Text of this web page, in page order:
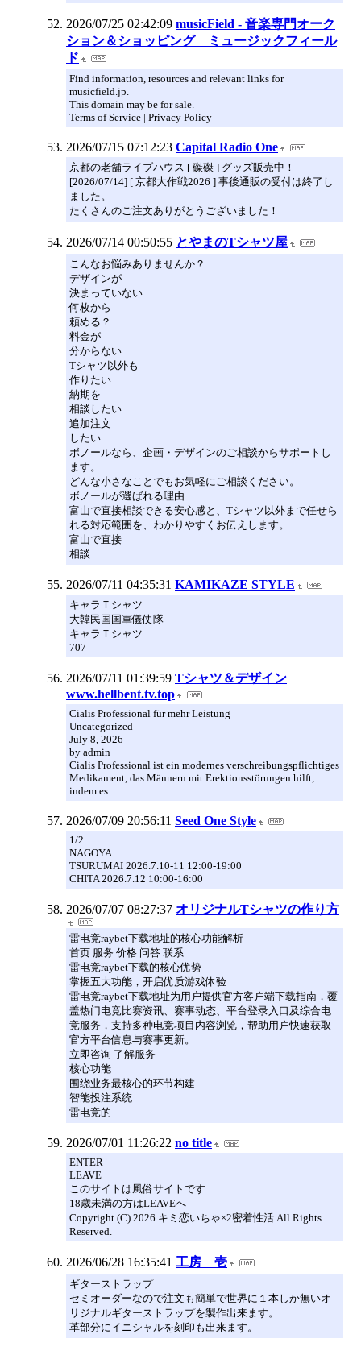
2026/07/25 02:42:09 musicField - 音楽専門オーク
ション＆ショッピング ミュージックフィール
ド
Find information, resources and relevant links for
musicfield.jp.
This domain may be for sale.
Terms of Service | Privacy Policy
2026/07/15 07:12:23 Capital Radio One
京都の老舗ライブハウス [ 磔磔 ] グッズ販売中！
[2026/07/14] [ 京都大作戦2026 ] 事後通販の受付は終了し
ました。
たくさんのご注文ありがとうございました！
2026/07/14 00:50:55 とやまのTシャツ屋
こんなお悩みありませんか？
デザインが
決まっていない
何枚から
頼める？
料金が
分からない
Tシャツ以外も
作りたい
納期を
相談したい
追加注文
したい
ボノールなら、企画・デザインのご相談からサポートし
ます。
どんな小さなことでもお気軽にご相談ください。
ボノールが選ばれる理由
富山で直接相談できる安心感と、Tシャツ以外まで任せら
れる対応範囲を、わかりやすくお伝えします。
富山で直接
相談
2026/07/11 04:35:31 KAMIKAZE STYLE
キャラＴシャツ
大韓民国国軍儀仗隊
キャラＴシャツ
707
2026/07/11 01:39:59 Tシャツ＆デザイン
www.hellbent.tv.top
Cialis Professional für mehr Leistung
Uncategorized
July 8, 2026
by admin
Cialis Professional ist ein modernes verschreibungspflichtiges
Medikament, das Männern mit Erektionsstörungen hilft,
indem es
2026/07/09 20:56:11 Seed One Style
1/2
NAGOYA
TSURUMAI 2026.7.10-11 12:00-19:00
CHITA 2026.7.12 10:00-16:00
2026/07/07 08:27:37 オリジナルTシャツの作り方
雷电竞raybet下载地址的核心功能解析
首页 服务 价格 问答 联系
雷电竞raybet下载的核心优势
掌握五大功能，开启优质游戏体验
雷电竞raybet下载地址为用户提供官方客户端下载指南，覆
盖热门电竞比赛资讯、赛事动态、平台登录入口及综合电
竞服务，支持多种电竞项目内容浏览，帮助用户快速获取
官方平台信息与赛事更新。
立即咨询 了解服务
核心功能
围绕业务最核心的环节构建
智能投注系统
雷电竞的
2026/07/01 11:26:22 no title
ENTER
LEAVE
このサイトは風俗サイトです
18歳未満の方はLEAVEへ
Copyright (C) 2026 キミ恋いちゃ×2密着性活 All Rights
Reserved.
2026/06/28 16:35:41 工房 壱
ギターストラップ
セミオーダーなので注文も簡単で世界に１本しか無いオ
リジナルギターストラップを製作出来ます。
革部分にイニシャルを刻印も出来ます。